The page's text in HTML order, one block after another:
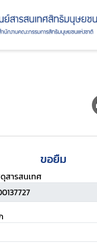
ขอยืม
สารสนเทศ